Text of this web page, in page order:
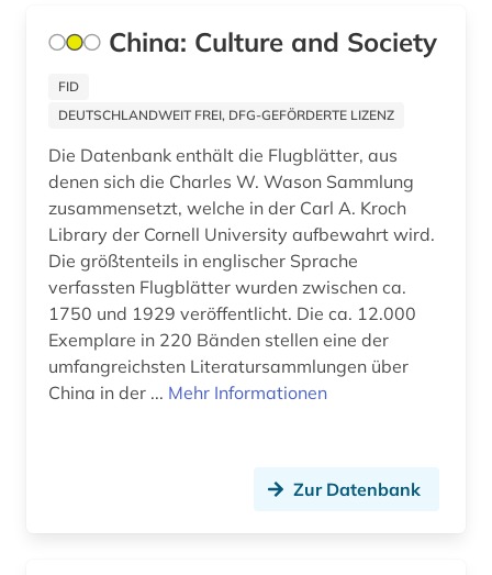
sammlung (1)
schanghai (2)
shanghai (6)
sinologie (7)
sozialwissenschaften (5)
statistik (1)
China: Culture and Society
FID
DEUTSCHLANDWEIT FREI, DFG-GEFÖRDERTE LIZENZ
Die Datenbank enthält die Flugblätter, aus
denen sich die Charles W. Wason Sammlung
zusammensetzt, welche in der Carl A. Kroch
Library der Cornell University aufbewahrt wird.
Die größtenteils in englischer Sprache
verfassten Flugblätter wurden zwischen ca.
1750 und 1929 veröffentlicht. Die ca. 12.000
Exemplare in 220 Bänden stellen eine der
umfangreichsten Literatursammlungen über
China in der ... Mehr Informationen
Zur Datenbank